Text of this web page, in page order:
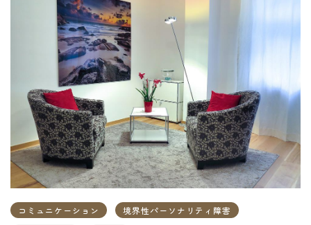
コミュニケーション
境界性パーソナリティ障害